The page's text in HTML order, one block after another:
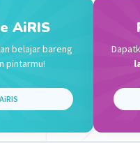
AiRIS
belajar bareng
pintarmu!